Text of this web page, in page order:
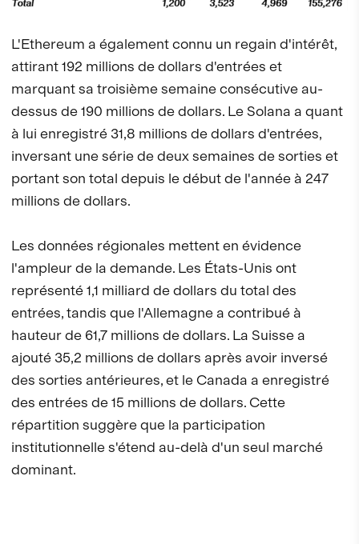
L'Ethereum a également connu un regain d'intérêt,
attirant 192 millions de dollars d'entrées et
marquant sa troisième semaine consécutive au-
dessus de 190 millions de dollars. Le Solana a quant
à lui enregistré 31,8 millions de dollars d'entrées,
inversant une série de deux semaines de sorties et
portant son total depuis le début de l'année à 247
millions de dollars.
Les données régionales mettent en évidence
l'ampleur de la demande. Les États-Unis ont
représenté 1,1 milliard de dollars du total des
entrées, tandis que l'Allemagne a contribué à
hauteur de 61,7 millions de dollars. La Suisse a
ajouté 35,2 millions de dollars après avoir inversé
des sorties antérieures, et le Canada a enregistré
des entrées de 15 millions de dollars. Cette
répartition suggère que la participation
institutionnelle s'étend au-delà d'un seul marché
dominant.